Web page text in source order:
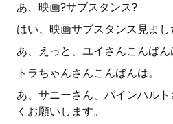
あ、映画?サブスタンス?
はい、映画サブスタンス見まし
あ、えっと、ユイさんこんばん
トラちゃんさんこんばんは。
あ、サニーさん、バインハル
くお願いします。